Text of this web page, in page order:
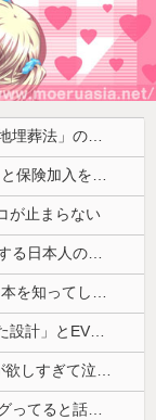
【朗報】小池都知事、高市首相と会談し「墓地埋葬法」の改正を要請 国と都が連携し民間への指導強化を進める方向で一致
「私は入りません、 事故起こさなきゃいい」と保険加入を勧められた推し活民が反発、保険代が勿体無いし事故起こしたとして……
が止まらない
韓国人「大韓航空の熊本地震飲料水支援に対する日本人の反応をご覧ください・・・」→「」
海外「日本なんて行くんじゃなかった…」 日本を知ってしまったディズニー信者、帰国後『本家』に失望する事態に
「BYD RACCOは利便性より安全性を優先した設計」とEV推進派がスカスカ構造を絶賛、これがRACCOの一番の特徴よな
【画像】ワイ、罪木蜜柑の激エ●フィギュアが欲しすぎて泣く・・・・・・
【画像】閉店間際の回転ずし、ネタの量がバグってると話題にｗｗｗｗｗ